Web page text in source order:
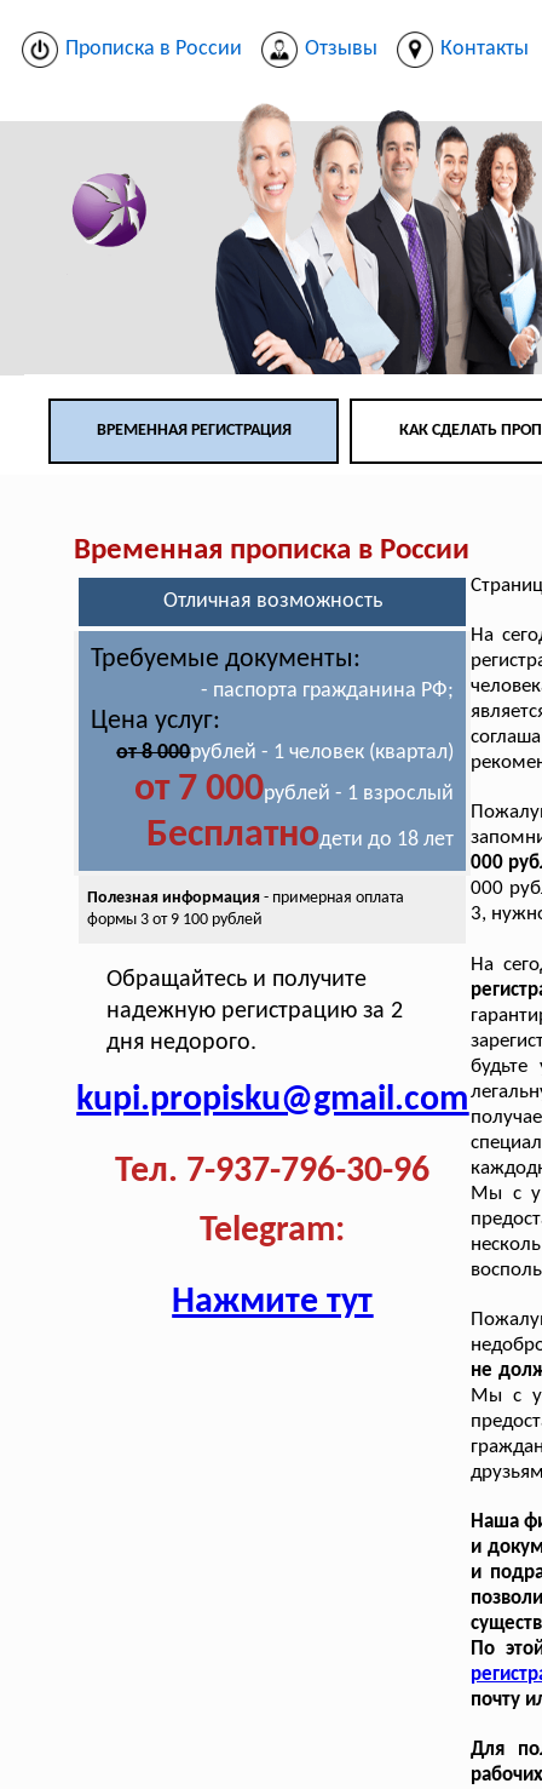
Прописка в России Отзывы Контакты
ВРЕМЕННАЯ РЕГИСТРАЦИЯ КАК СДЕЛАТЬ
Временная прописка в России
Отличная возможность
Требуемые документы:
- паспорта гражданина РФ;
Цена услуг:
от 8 000рублей - 1 человек (квартал)
от 7 000рублей - 1 взрослый
Бесплатнодети до 18 лет
Полезная информация- примерная оплата
формы 3 от 9 100 рублей
Обращайтесь и получите
надежную регистрацию за 2
дня недорого.
kupi.propisku@gmail.com
Тел. 7-937-796-30-96
Telegram:
Нажмите тут
На
000
000
3,
На
Мы с
не
Мы с
Наша
и
и
По
почту
Для